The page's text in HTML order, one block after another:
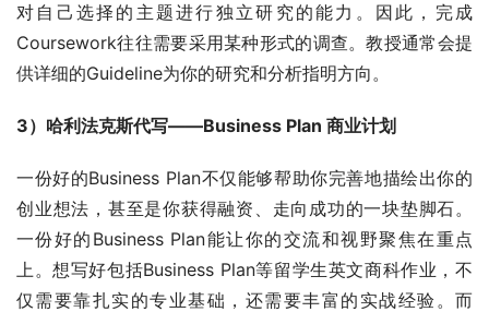
对自己选择的主题进行独立研究的能力。因此，完成
Coursework往往需要采用某种形式的调查。教授通常会提
供详细的Guideline为你的研究和分析指明方向。
3）哈利法克斯代写——Business Plan 商业计划
一份好的Business Plan不仅能够帮助你完善地描绘出你的
创业想法，甚至是你获得融资、走向成功的一块垫脚石。
一份好的Business Plan能让你的交流和视野聚焦在重点
上。想写好包括Business Plan等留学生英文商科作业，不
仅需要靠扎实的专业基础，还需要丰富的实战经验。而